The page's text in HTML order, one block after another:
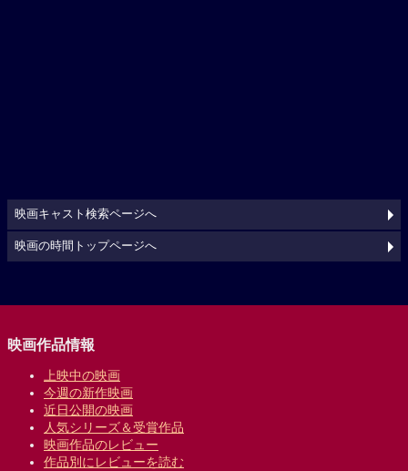
映画キャスト検索ページへ
映画の時間トップページへ
映画作品情報
上映中の映画
今週の新作映画
近日公開の映画
人気シリーズ＆受賞作品
映画作品のレビュー
作品別にレビューを読む